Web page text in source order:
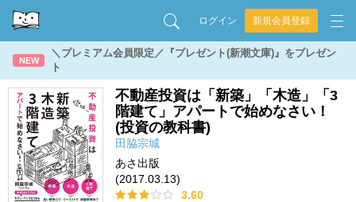
ログイン 新規会員登録
NEW
＼プレミアム会員限定／『プレゼント(新潮文庫)』をプレゼン
ト
不動産投資は「新築」「木造」「3
階建て」アパートで始めなさい！
(投資の教科書)
田脇宗城
あさ出版
(2017.03.13)
3.60